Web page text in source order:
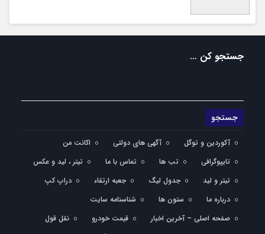
جستجو کن …
آکوردین و توگل آگهی های دولتی
اکانت من
تایپوگرافی
تب ها تماس با ما
تیتر ، لید و عکس
تیتر و لید
جدول لیگ جعبه ارتقاء
دراپ کپ
درباره ما
ستون ها
شناسنامه سایت
صفحه اصلی – آخرین اخبار
قیمت خودرو
نقل قول